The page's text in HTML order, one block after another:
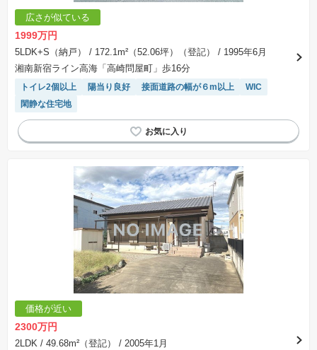
広さが似ている
1999万円
5LDK+S（納戸） / 172.1m²（52.06坪）（登記）
/ 1995年6月
湘南新宿ライン高海「高崎問屋町」歩16分
トイレ2個以上 陽当り良好 接面道路の幅が６m以上
WIC
閑静な住宅地
価格が近い
2300万円
2LDK / 49.68m²（登記）
/ 2005年1月